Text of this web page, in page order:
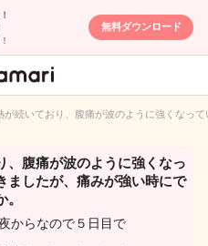
無料ダウンロード
匿名QA
が続いており、腹痛が波のように強くなっ
、腹痛が波のように強くなっ
ましたが、痛みが強い時にで
からなので５日目で